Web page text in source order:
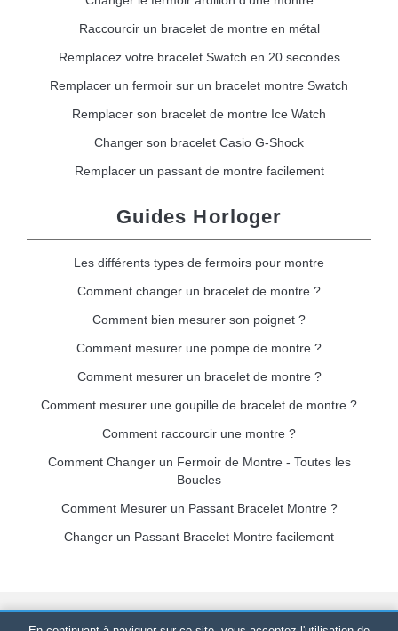
Raccourcir un bracelet de montre en métal
Remplacez votre bracelet Swatch en 20 secondes
Remplacer un fermoir sur un bracelet montre Swatch
Remplacer son bracelet de montre Ice Watch
Changer son bracelet Casio G-Shock
Remplacer un passant de montre facilement
Guides Horloger
Les différents types de fermoirs pour montre
Comment changer un bracelet de montre ?
Comment bien mesurer son poignet ?
Comment mesurer une pompe de montre ?
Comment mesurer un bracelet de montre ?
Comment mesurer une goupille de bracelet de montre ?
Comment raccourcir une montre ?
Comment Changer un Fermoir de Montre - Toutes les
Boucles
Comment Mesurer un Passant Bracelet Montre ?
Changer un Passant Bracelet Montre facilement
Bracelet-de-montre.com© 2026Tous droits réservés-SIRET